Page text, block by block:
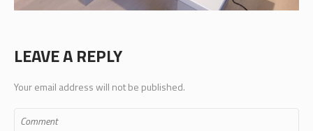
LEAVE A REPLY
Your email address will not be published.